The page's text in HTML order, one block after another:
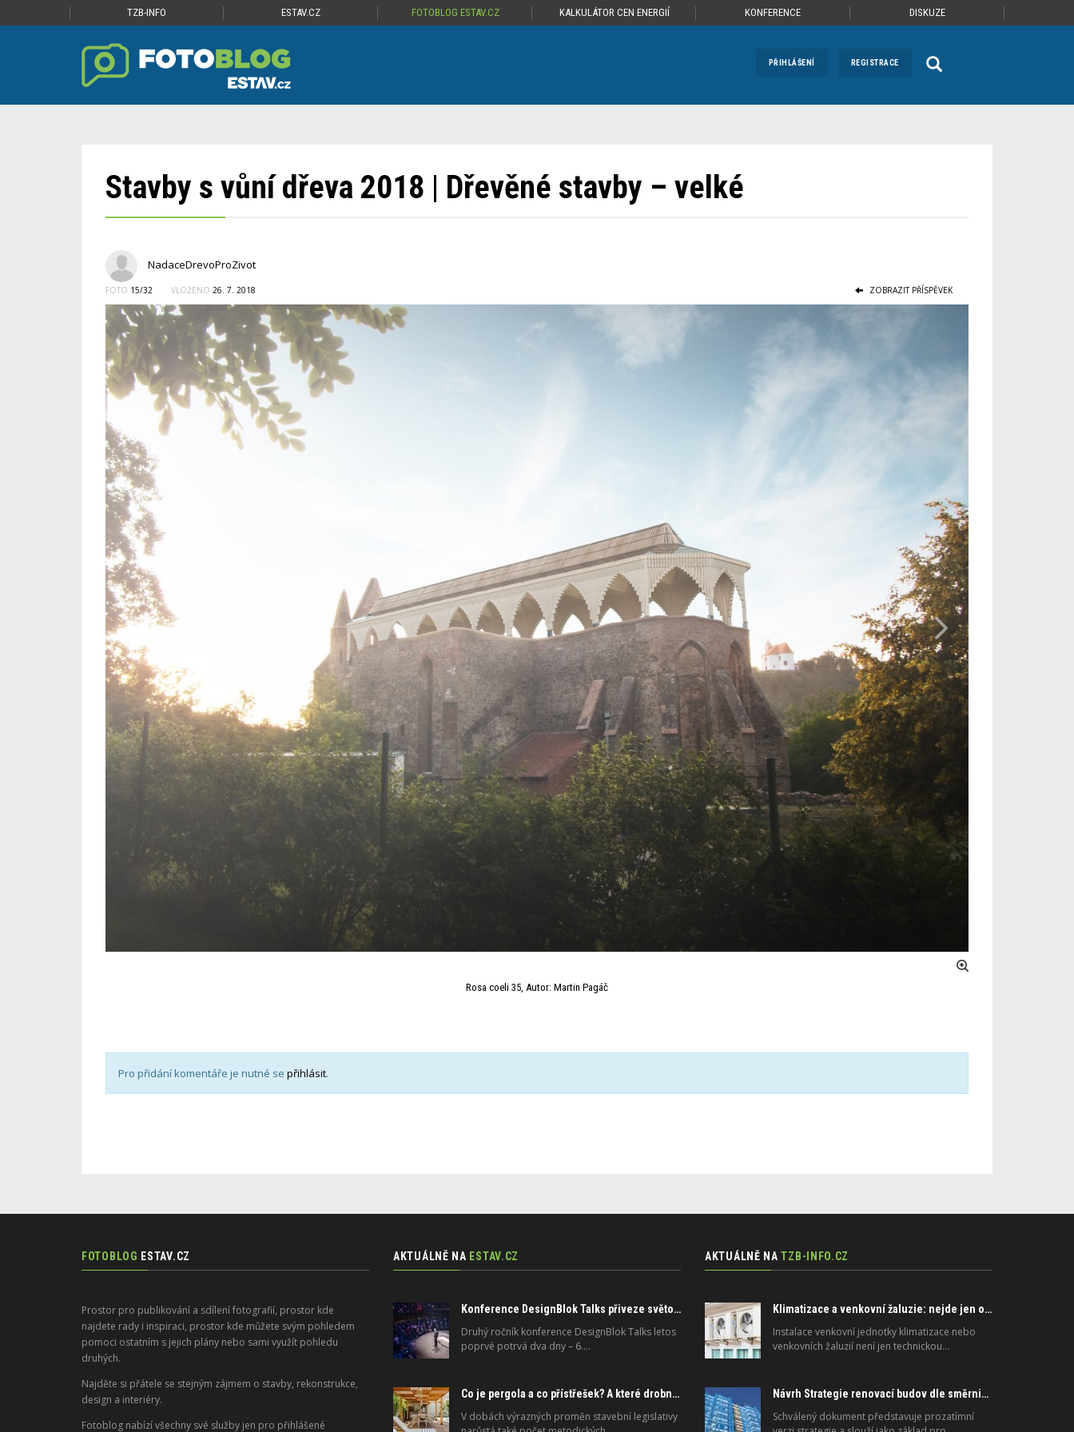
TZB-INFO ESTAV.CZ FOTOBLOG ESTAV.CZ KALKULÁTOR CEN ENERGIÍ KONFERENCE DISKUZE
PŘIHLÁŠENÍ REGISTRACE
Stavby s vůní dřeva 2018 | Dřevěné stavby – velké
NadaceDrevoProZivot
FOTO 15/32 VLOŽENO 26. 7. 2018 ZOBRAZIT PŘÍSPĚVEK
Rosa coeli 35, Autor: Martin Pagáč
Pro přidání komentáře je nutné se přihlásit.
FOTOBLOG ESTAV.CZ
Prostor pro publikování a sdílení fotografií, prostor kde
najdete rady i inspiraci, prostor kde můžete svým pohledem
pomoci ostatním s jejich plány nebo sami využít pohledu
druhých.
Najděte si přátele se stejným zájmem o stavby, rekonstrukce,
design a interiéry.
Fotoblog nabízí všechny své služby jen pro přihlášené
AKTUÁLNĚ NA ESTAV.CZ
Konference DesignBlok Talks přiveze světové osobnosti designu a architektury
Druhý ročník konference DesignBlok Talks letos
poprvé potrvá dva dny – 6.…
Co je pergola a co přístřešek? A které drobné stavby musíte povolovat? Pomůže metodika
V dobách výrazných proměn stavební legislativy
AKTUÁLNĚ NA TZB-INFO.CZ
Klimatizace a venkovní žaluzie: nejde jen o peníze, ale i o právo
Instalace venkovní jednotky klimatizace nebo
venkovních žaluzií není jen technickou…
Návrh Strategie renovací budov dle směrnice 2024/1275/EU o energetické náročnosti budov
Schválený dokument představuje prozatímní